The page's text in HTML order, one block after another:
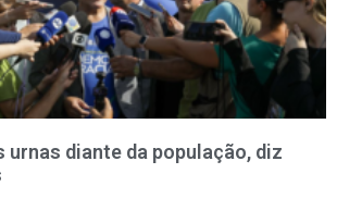
urnas diante da população, diz